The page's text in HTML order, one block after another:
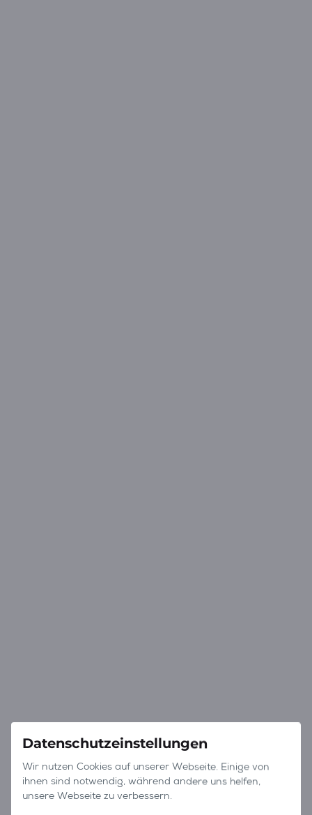
Datenschutzeinstellungen
Wir nutzen Cookies auf unserer Webseite. Einige von
ihnen sind notwendig, während andere uns helfen,
unsere Webseite zu verbessern.